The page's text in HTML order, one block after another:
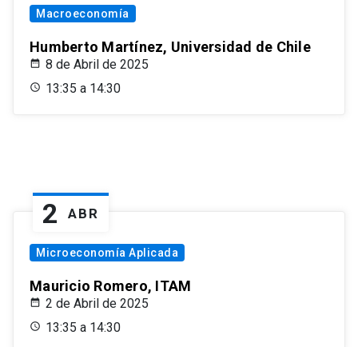
Macroeconomía
Humberto Martínez, Universidad de Chile
8 de Abril de 2025
13:35 a 14:30
2 ABR
Microeconomía Aplicada
Mauricio Romero, ITAM
2 de Abril de 2025
13:35 a 14:30